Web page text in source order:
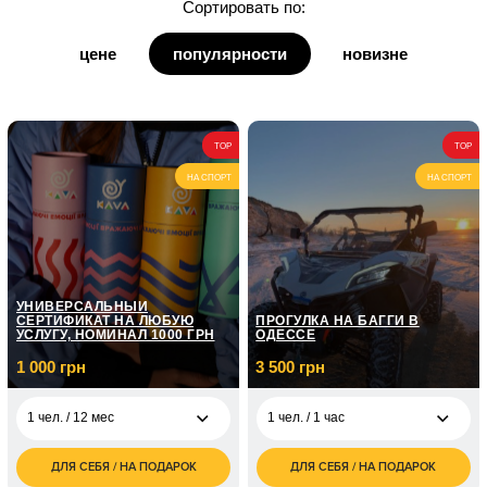
для дедушки
для бабушки
для кума
Сортировать по:
цене популярности новизне
TOP
НА СПОРТ
УНИВЕРСАЛЬНЫЙ
СЕРТИФИКАТ НА ЛЮБУЮ
УСЛУГУ, НОМИНАЛ 1000 ГРН
1 000 грн
1 чел. / 12 мес
1 000
ДЛЯ СЕБЯ / НА ПОДАРОК
TOP
НА СПОРТ
ПРОГУЛКА НА БАГГИ В
ОДЕССЕ
3 500 грн
1 чел. / 1 час
3 500
ДЛЯ СЕБЯ / НА ПОДАРОК